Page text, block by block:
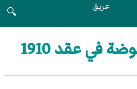
عريق
🔍
في عقد 1910